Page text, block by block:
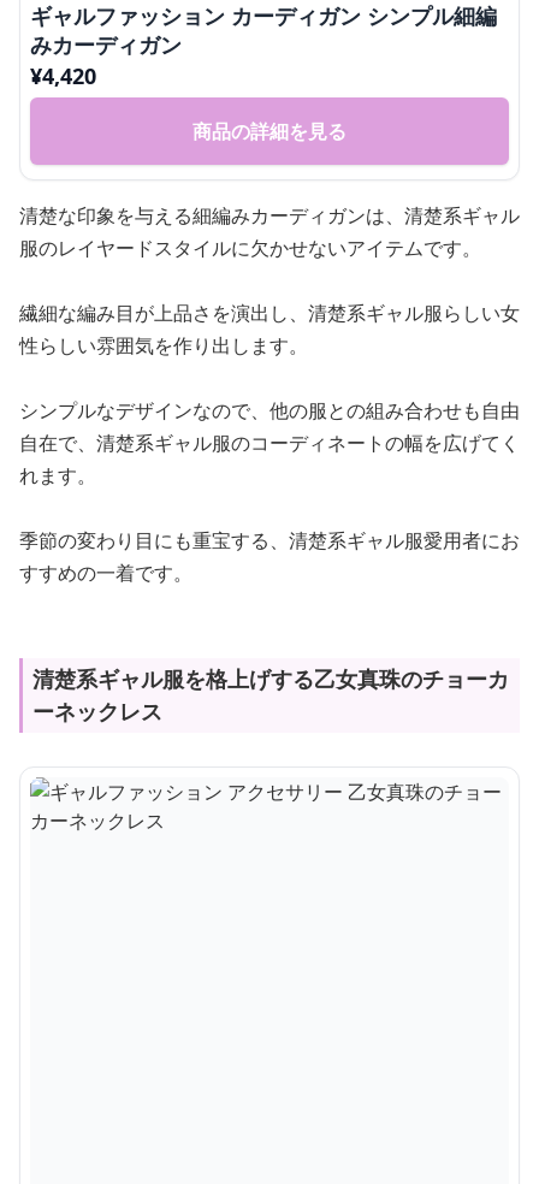
ギャルファッション カーディガン シンプル細編
みカーディガン
¥4,420
商品の詳細を見る
清楚な印象を与える細編みカーディガンは、清楚系ギャル
服のレイヤードスタイルに欠かせないアイテムです。
繊細な編み目が上品さを演出し、清楚系ギャル服らしい女
性らしい雰囲気を作り出します。
シンプルなデザインなので、他の服との組み合わせも自由
自在で、清楚系ギャル服のコーディネートの幅を広げてく
れます。
季節の変わり目にも重宝する、清楚系ギャル服愛用者にお
すすめの一着です。
清楚系ギャル服を格上げする乙女真珠のチョーカ
ーネックレス